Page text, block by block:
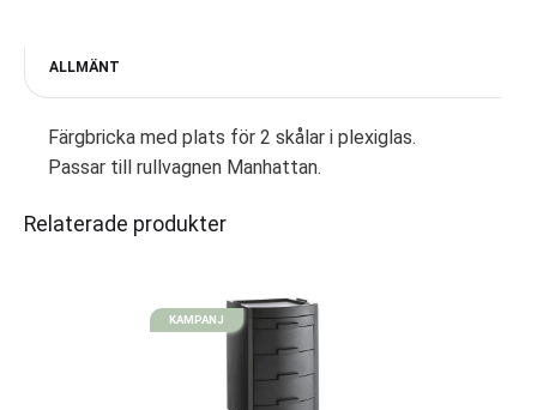
ALLMÄNT
Färgbricka med plats för 2 skålar i plexiglas.
Passar till rullvagnen Manhattan.
Relaterade produkter
KAMPANJ